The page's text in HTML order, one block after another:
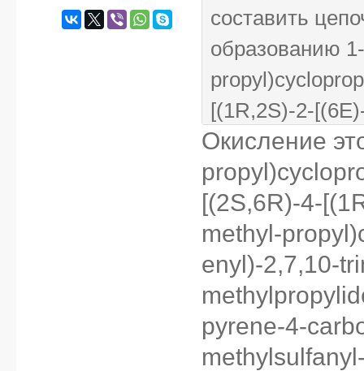
составить
образованию
[(1R,2S)-2-
trimethyl-6-(2-
hexahydro-1H-
methyl-3-
pyran-6-
butyl]-vinyl-
propylidene]-8-
2,3,7,8,8a,10a-
Окисление
[(2S,6R)-4-
methyl-
enyl)-2,7,10-
pyrene-4-